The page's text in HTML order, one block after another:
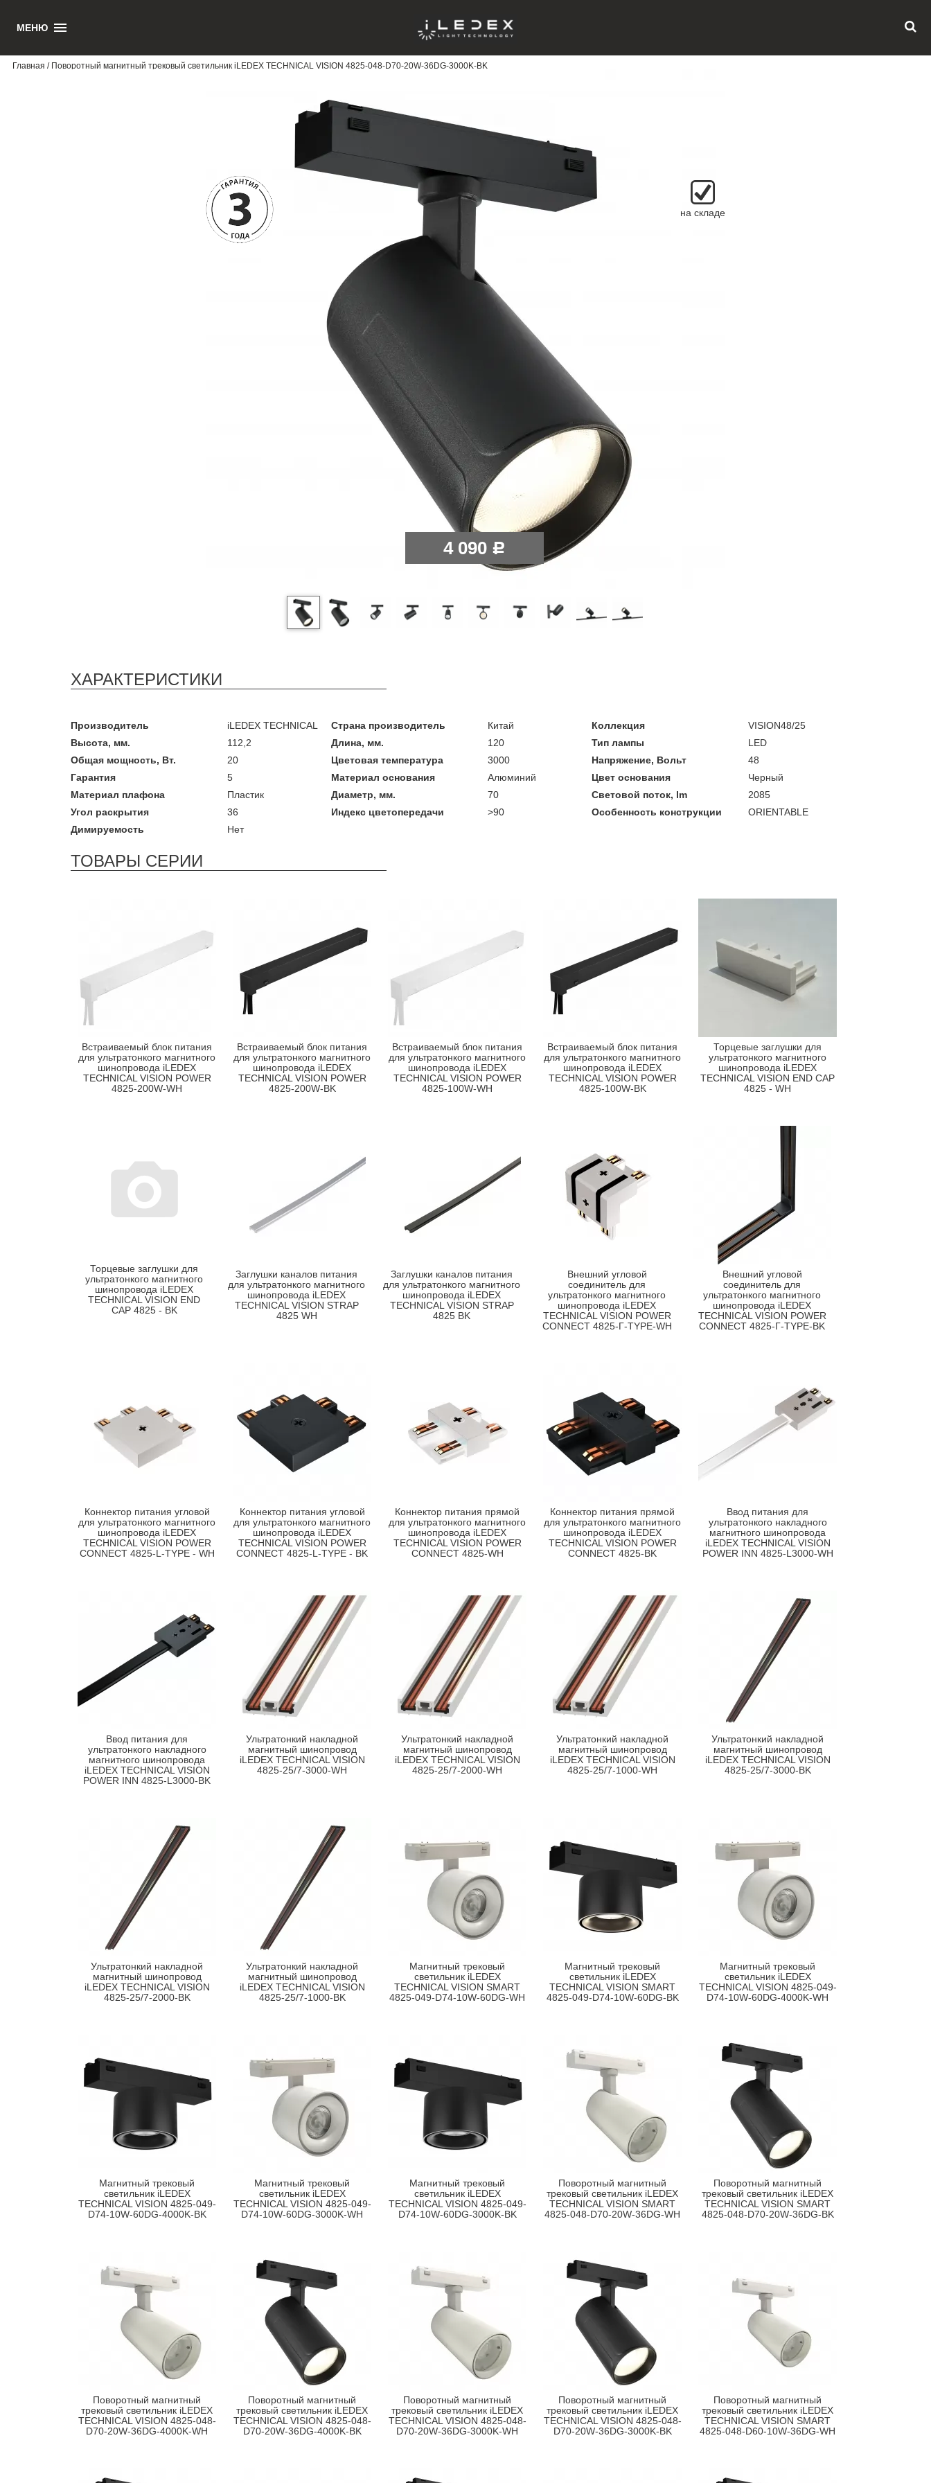
МЕНЮ
Главная / Поворотный магнитный трековый светильник iLEDEX TECHNICAL VISION 4825-048-D70-20W-36DG-3000K-BK
на складе
4 090 Р
ХАРАКТЕРИСТИКИ
Производитель iLEDEX TECHNICAL Страна производитель Китай Коллекция
VISION48/25
Высота, мм.
112,2 Длина, мм. 120 Тип лампы
LED
Общая мощность, Вт.
20 Цветовая температура 3000 Напряжение, Вольт
48
Гарантия
5 Материал основания Алюминий Цвет основания
Черный
Материал плафона
Пластик Диаметр, мм. 70 Световой поток, lm
2085
Угол раскрытия
36 Индекс цветопередачи >90 Особенность конструкции
ORIENTABLE
Димируемость
Нет
ТОВАРЫ СЕРИИ
Встраиваемый блок питания
для ультратонкого магнитного
шинопровода iLEDEX
TECHNICAL VISION POWER
4825-200W-WH
Встраиваемый блок питания
для ультратонкого магнитного
шинопровода iLEDEX
TECHNICAL VISION POWER
4825-200W-BK
Встраиваемый блок питания
для ультратонкого магнитного
шинопровода iLEDEX
TECHNICAL VISION POWER
4825-100W-WH
Встраиваемый блок питания
для ультратонкого магнитного
шинопровода iLEDEX
TECHNICAL VISION POWER
4825-100W-BK
Торцевые заглушки для
ультратонкого магнитного
шинопровода iLEDEX
TECHNICAL VISION END CAP
4825 - WH
Торцевые заглушки для
ультратонкого магнитного
шинопровода iLEDEX
TECHNICAL VISION END
CAP 4825 - BK
Заглушки каналов питания
для ультратонкого магнитного
шинопровода iLEDEX
TECHNICAL VISION STRAP
4825 WH
Заглушки каналов питания
для ультратонкого магнитного
шинопровода iLEDEX
TECHNICAL VISION STRAP
4825 BK
Внешний угловой
соединитель для
ультратонкого магнитного
шинопровода iLEDEX
TECHNICAL VISION POWER
CONNECT 4825-Г-TYPE-WH
Внешний угловой
соединитель для
ультратонкого магнитного
шинопровода iLEDEX
TECHNICAL VISION POWER
CONNECT 4825-Г-TYPE-BK
Коннектор питания угловой
для ультратонкого магнитного
шинопровода iLEDEX
TECHNICAL VISION POWER
CONNECT 4825-L-TYPE - WH
Коннектор питания угловой
для ультратонкого магнитного
шинопровода iLEDEX
TECHNICAL VISION POWER
CONNECT 4825-L-TYPE - BK
Коннектор питания прямой
для ультратонкого магнитного
шинопровода iLEDEX
TECHNICAL VISION POWER
CONNECT 4825-WH
Коннектор питания прямой
для ультратонкого магнитного
шинопровода iLEDEX
TECHNICAL VISION POWER
CONNECT 4825-BK
Ввод питания для
ультратонкого накладного
магнитного шинопровода
iLEDEX TECHNICAL VISION
POWER INN 4825-L3000-WH
Ввод питания для
ультратонкого накладного
магнитного шинопровода
iLEDEX TECHNICAL VISION
POWER INN 4825-L3000-BK
Ультратонкий накладной
магнитный шинопровод
iLEDEX TECHNICAL VISION
4825-25/7-3000-WH
Ультратонкий накладной
магнитный шинопровод
iLEDEX TECHNICAL VISION
4825-25/7-2000-WH
Ультратонкий накладной
магнитный шинопровод
iLEDEX TECHNICAL VISION
4825-25/7-1000-WH
Ультратонкий накладной
магнитный шинопровод
iLEDEX TECHNICAL VISION
4825-25/7-3000-BK
Ультратонкий накладной
магнитный шинопровод
iLEDEX TECHNICAL VISION
4825-25/7-2000-BK
Ультратонкий накладной
магнитный шинопровод
iLEDEX TECHNICAL VISION
4825-25/7-1000-BK
Магнитный трековый
светильник iLEDEX
TECHNICAL VISION SMART
4825-049-D74-10W-60DG-WH
Магнитный трековый
светильник iLEDEX
TECHNICAL VISION SMART
4825-049-D74-10W-60DG-BK
Магнитный трековый
светильник iLEDEX
TECHNICAL VISION 4825-049-
D74-10W-60DG-4000K-WH
Магнитный трековый
светильник iLEDEX
TECHNICAL VISION 4825-049-
D74-10W-60DG-4000K-BK
Магнитный трековый
светильник iLEDEX
TECHNICAL VISION 4825-049-
D74-10W-60DG-3000K-WH
Магнитный трековый
светильник iLEDEX
TECHNICAL VISION 4825-049-
D74-10W-60DG-3000K-BK
Поворотный магнитный
трековый светильник iLEDEX
TECHNICAL VISION SMART
4825-048-D70-20W-36DG-WH
Поворотный магнитный
трековый светильник iLEDEX
TECHNICAL VISION SMART
4825-048-D70-20W-36DG-BK
Поворотный магнитный
трековый светильник iLEDEX
TECHNICAL VISION 4825-048-
D70-20W-36DG-4000K-WH
Поворотный магнитный
трековый светильник iLEDEX
TECHNICAL VISION 4825-048-
D70-20W-36DG-4000K-BK
Поворотный магнитный
трековый светильник iLEDEX
TECHNICAL VISION 4825-048-
D70-20W-36DG-3000K-WH
Поворотный магнитный
трековый светильник iLEDEX
TECHNICAL VISION 4825-048-
D70-20W-36DG-3000K-BK
Поворотный магнитный
трековый светильник iLEDEX
TECHNICAL VISION SMART
4825-048-D60-10W-36DG-WH